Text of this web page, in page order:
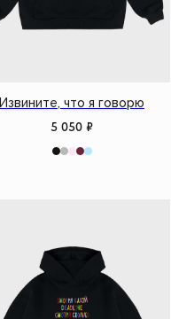
Извините, что я говорю
5 050 ₽